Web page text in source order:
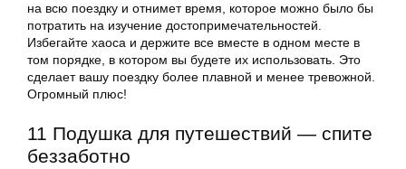
на всю поездку и отнимет время, которое можно было бы
потратить на изучение достопримечательностей.
Избегайте хаоса и держите все вместе в одном месте в
том порядке, в котором вы будете их использовать. Это
сделает вашу поездку более плавной и менее тревожной.
Огромный плюс!
11 Подушка для путешествий — спите
беззаботно